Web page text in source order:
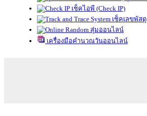
เช็คไอพี (Check IP)
เช็คเลขพัสดุ
สุ่มออนไลน์
เครื่องมือคำนวณวันออนไลน์